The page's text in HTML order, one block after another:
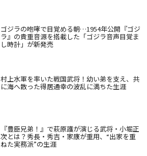
ゴジラの咆哮で目覚める朝…1954年公開『ゴジ
ラ』の貴重音源を搭載した「ゴジラ音声目覚ま
し時計」が新発売
村上水軍を率いた戦国武将！幼い弟を支え、共
に海へ散った得居通幸の波乱に満ちた生涯
『豊臣兄弟！』で萩原護が演じる武将・小堀正
次とは？秀長・秀吉・家康が重用、“出家を重
ねた実務派”の生涯